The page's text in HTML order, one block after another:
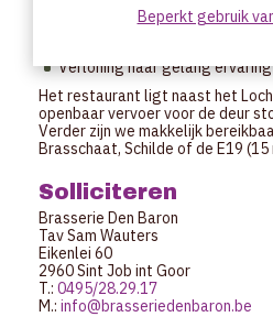
Interne en externe opleidingen
Dag & avond werk, GEEN
Verloning naar gelang ervaring
Het restaurant ligt naast het
openbaar vervoer voor de deur
Verder zijn we makkelijk
Brasschaat, Schilde of de E19
Solliciteren
Brasserie Den Baron
Tav Sam Wauters
Eikenlei 60
2960 Sint Job int Goor
T.: 0495/28.29.17
M.: info@brasseriedenbaron.be
Beperkt gebruik